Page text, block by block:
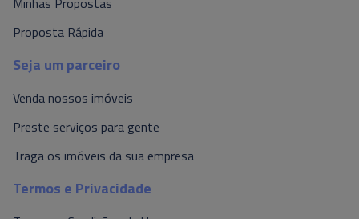
Proposta Rápida
Seja um parceiro
Venda nossos imóveis
Preste serviços para gente
Traga os imóveis da sua empresa
Termos e Privacidade